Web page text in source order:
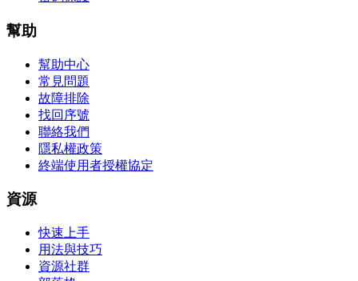
幫助
幫助中心
常見問題
故障排除
找回序號
聯絡我們
隱私權政策
終端使用者授權協定
資源
快速上手
用法與技巧
資源社群